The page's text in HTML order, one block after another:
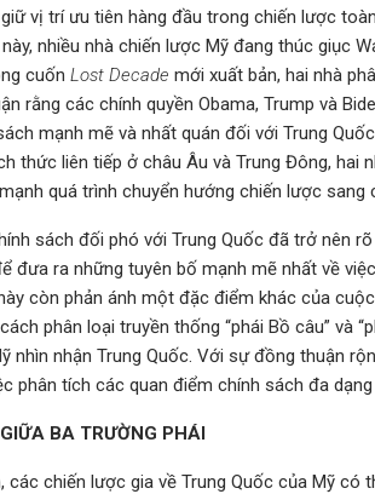
giữ vị trí ưu tiên hàng đầu trong chiến lược
nhiều nhà chiến lược Mỹ đang thúc giục
cuốn Lost Decade mới xuất bản, hai nhà
rằng các chính quyền Obama, Trump và
mạnh mẽ và nhất quán đối với Trung
thức liên tiếp ở châu Âu và Trung Đông, hai
quá trình chuyển hướng chiến lược sang
sách đối phó với Trung Quốc đã trở nên
đưa ra những tuyên bố mạnh mẽ nhất về
còn phản ánh một đặc điểm khác của
phân loại truyền thống “phái Bồ câu” và
nhìn nhận Trung Quốc. Với sự đồng thuận
phân tích các quan điểm chính sách đa
BA TRƯỜNG PHÁI
các chiến lược gia về Trung Quốc của Mỹ có